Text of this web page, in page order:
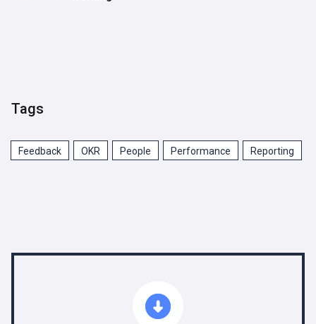
Tags
Feedback OKR People Performance Reporting